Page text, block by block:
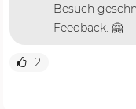
Besuch
Feedback. 🤗
2